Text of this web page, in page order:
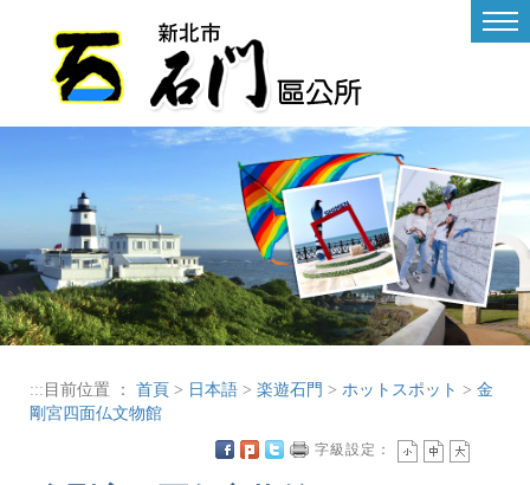
:::目前位置 ： 首頁 > 日本語 > 楽遊石門 > ホットスポット > 金
剛宮四面仏文物館
字級設定：